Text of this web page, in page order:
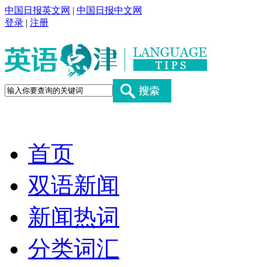
中国日报英文网 | 中国日报中文网
登录 | 注册
首页
双语新闻
新闻热词
分类词汇